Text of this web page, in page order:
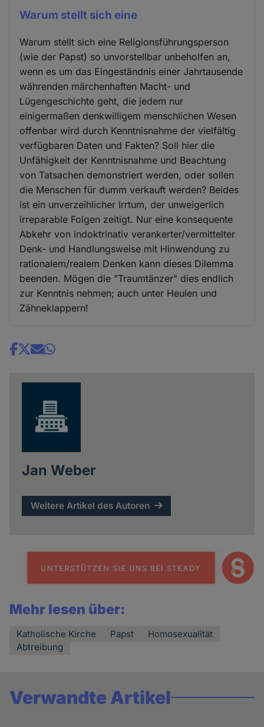
Warum stellt sich eine
Warum stellt sich eine Religionsführungsperson
(wie der Papst) so unvorstellbar unbeholfen an,
wenn es um das Eingeständnis einer Jahrtausende
währenden märchenhaften Macht- und
Lügengeschichte geht, die jedem nur
einigermaßen denkwilligem menschlichen Wesen
offenbar wird durch Kenntnisnahme der vielfältig
verfügbaren Daten und Fakten? Soll hier die
Unfähigkeit der Kenntnisnahme und Beachtung
von Tatsachen demonstriert werden, oder sollen
die Menschen für dumm verkauft werden? Beides
ist ein unverzeihlicher Irrtum, der unweigerlich
irreparable Folgen zeitigt. Nur eine konsequente
Abkehr von indoktrinativ verankerter/vermittelter
Denk- und Handlungsweise mit Hinwendung zu
rationalem/realem Denken kann dieses Dilemma
beenden. Mögen die "Traumtänzer" dies endlich
zur Kenntnis nehmen; auch unter Heulen und
Zähneklappern!
Share
Jan Weber
Weitere Artikel des Autoren
Mehr lesen über:
Katholische Kirche Papst
Homosexualität
Abtreibung
Verwandte Artikel